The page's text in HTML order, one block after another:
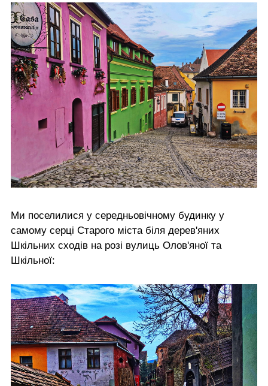
Ми поселилися у середньовічному будинку у
самому серці Старого міста біля дерев'яних
Шкільних сходів на розі вулиць Олов'яної та
Шкільної: